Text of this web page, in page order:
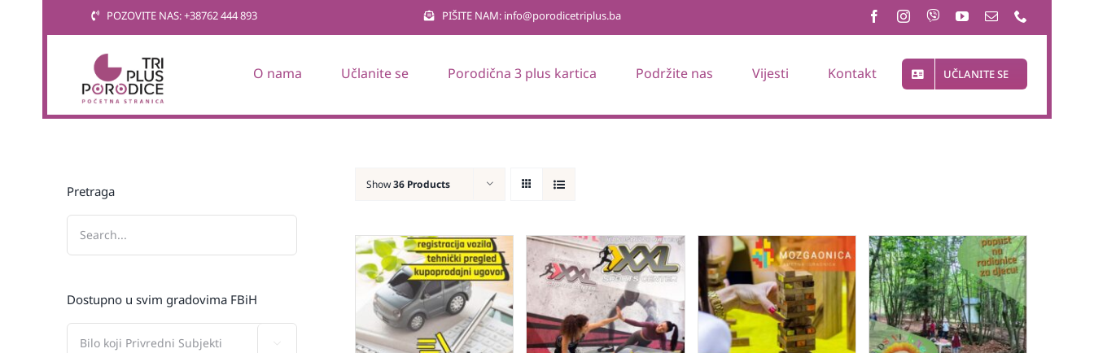
POZOVITE NAS: +38762 444 893 PIŠITE NAM: info@porodicetriplus.ba
O nama Učlanite se Porodična 3 plus kartica Podržite nas Vijesti Kontakt UČLANITE SE
Show36 Products
Pretraga
Dostupno u svim gradovima FBiH